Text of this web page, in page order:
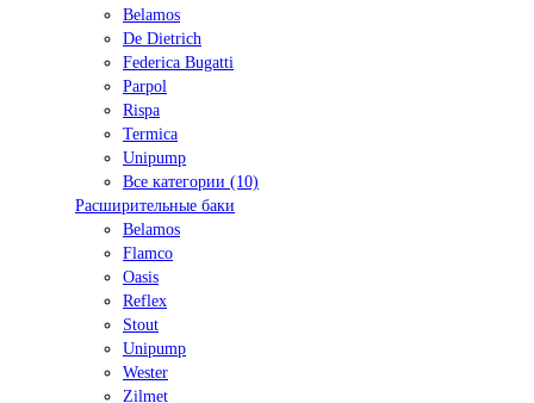
Belamos
De Dietrich
Federica Bugatti
Parpol
Rispa
Termica
Unipump
Все категории (10)
Расширительные баки
Belamos
Flamco
Oasis
Reflex
Stout
Unipump
Wester
Zilmet